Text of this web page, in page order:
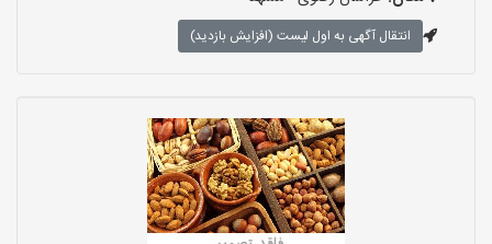
انتقال آگهی به اول لیست (افزایش بازدید)